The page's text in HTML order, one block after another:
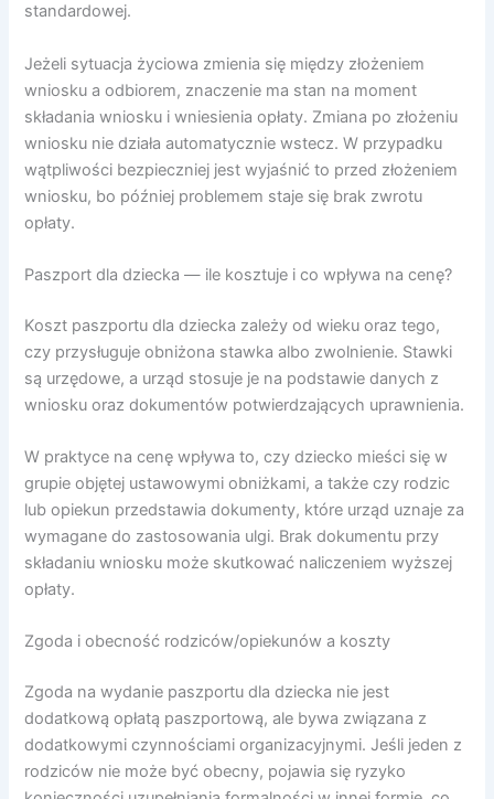
standardowej.
Jeżeli sytuacja życiowa zmienia się między złożeniem
wniosku a odbiorem, znaczenie ma stan na moment
składania wniosku i wniesienia opłaty. Zmiana po złożeniu
wniosku nie działa automatycznie wstecz. W przypadku
wątpliwości bezpieczniej jest wyjaśnić to przed złożeniem
wniosku, bo później problemem staje się brak zwrotu
opłaty.
Paszport dla dziecka — ile kosztuje i co wpływa na cenę?
Koszt paszportu dla dziecka zależy od wieku oraz tego,
czy przysługuje obniżona stawka albo zwolnienie. Stawki
są urzędowe, a urząd stosuje je na podstawie danych z
wniosku oraz dokumentów potwierdzających uprawnienia.
W praktyce na cenę wpływa to, czy dziecko mieści się w
grupie objętej ustawowymi obniżkami, a także czy rodzic
lub opiekun przedstawia dokumenty, które urząd uznaje za
wymagane do zastosowania ulgi. Brak dokumentu przy
składaniu wniosku może skutkować naliczeniem wyższej
opłaty.
Zgoda i obecność rodziców/opiekunów a koszty
Zgoda na wydanie paszportu dla dziecka nie jest
dodatkową opłatą paszportową, ale bywa związana z
dodatkowymi czynnościami organizacyjnymi. Jeśli jeden z
rodziców nie może być obecny, pojawia się ryzyko